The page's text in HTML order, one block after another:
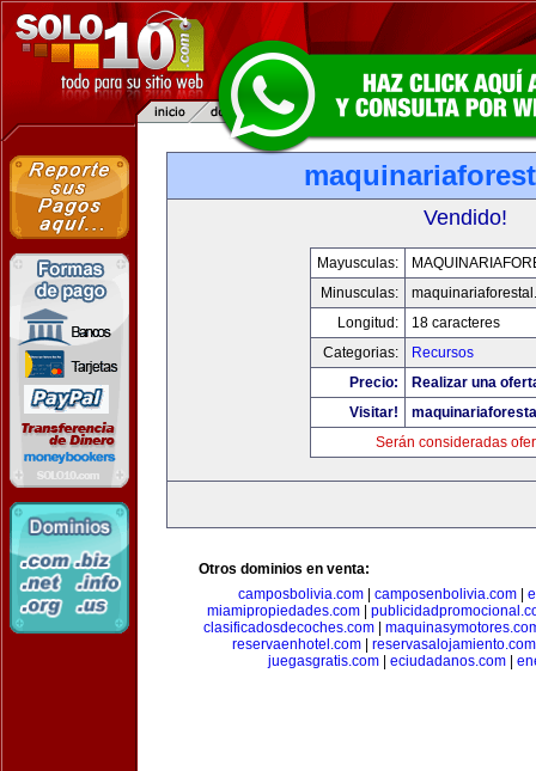
Vendido!
Mayusculas:
Minusculas:
Longitud:
18 caracteres
Categorias:
Recursos
Precio:
Realizar una
Visitar!
Serán consideradas
Otros dominios en venta:
camposbolivia.com| camposenbolivia.com|
miamipropiedades.com
clasificadosdecoches.com
reservaenhotel.com| reservasalojamiento.com
juegasgratis.com
eciudadanos.com